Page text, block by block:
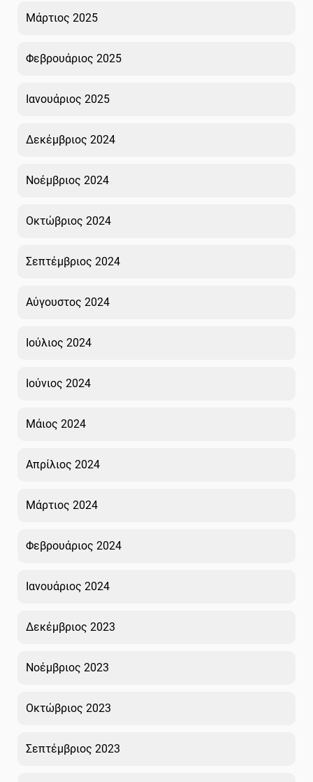
Μάρτιος 2025
Φεβρουάριος 2025
Ιανουάριος 2025
Δεκέμβριος 2024
Νοέμβριος 2024
Οκτώβριος 2024
Σεπτέμβριος 2024
Αύγουστος 2024
Ιούλιος 2024
Ιούνιος 2024
Μάιος 2024
Απρίλιος 2024
Μάρτιος 2024
Φεβρουάριος 2024
Ιανουάριος 2024
Δεκέμβριος 2023
Νοέμβριος 2023
Οκτώβριος 2023
Σεπτέμβριος 2023